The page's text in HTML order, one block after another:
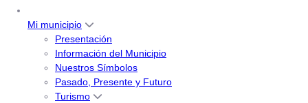
Mi municipio
Presentación
Información del Municipio
Nuestros Símbolos
Pasado, Presente y Futuro
Turismo